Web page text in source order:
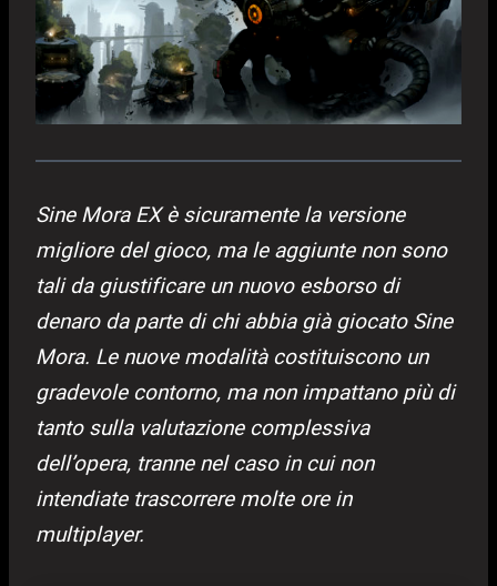
Sine Mora EX è sicuramente la versione
migliore del gioco, ma le aggiunte non sono
tali da giustificare un nuovo esborso di
denaro da parte di chi abbia già giocato Sine
Mora. Le nuove modalità costituiscono un
gradevole contorno, ma non impattano più di
tanto sulla valutazione complessiva
dell’opera, tranne nel caso in cui non
intendiate trascorrere molte ore in
multiplayer.